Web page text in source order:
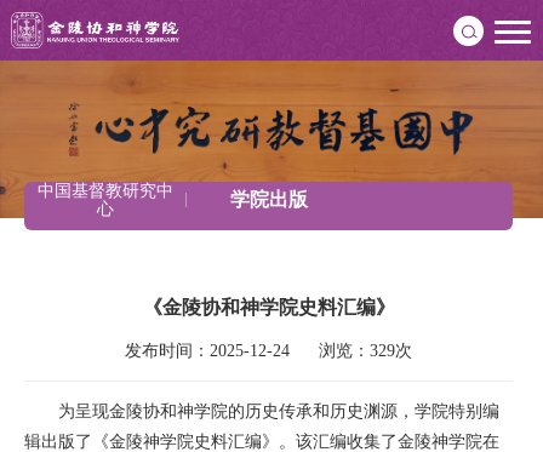
中国基督教研究中
心
学院出版
《金陵协和神学院史料汇编》
发布时间：2025-12-24      浏览：329次
为呈现金陵协和神学院的历史传承和历史渊源，学院特别编
辑出版了《金陵神学院史料汇编》。该汇编收集了金陵神学院在